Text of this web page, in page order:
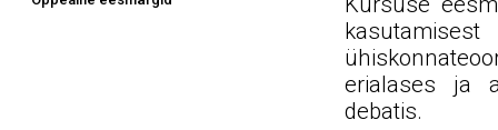
erialases ja
debatis.